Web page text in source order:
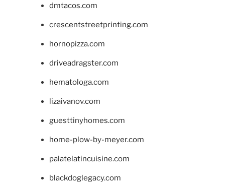
dmtacos.com
crescentstreetprinting.com
hornopizza.com
driveadragster.com
hematologa.com
lizaivanov.com
guesttinyhomes.com
home-plow-by-meyer.com
palatelatincuisine.com
blackdoglegacy.com